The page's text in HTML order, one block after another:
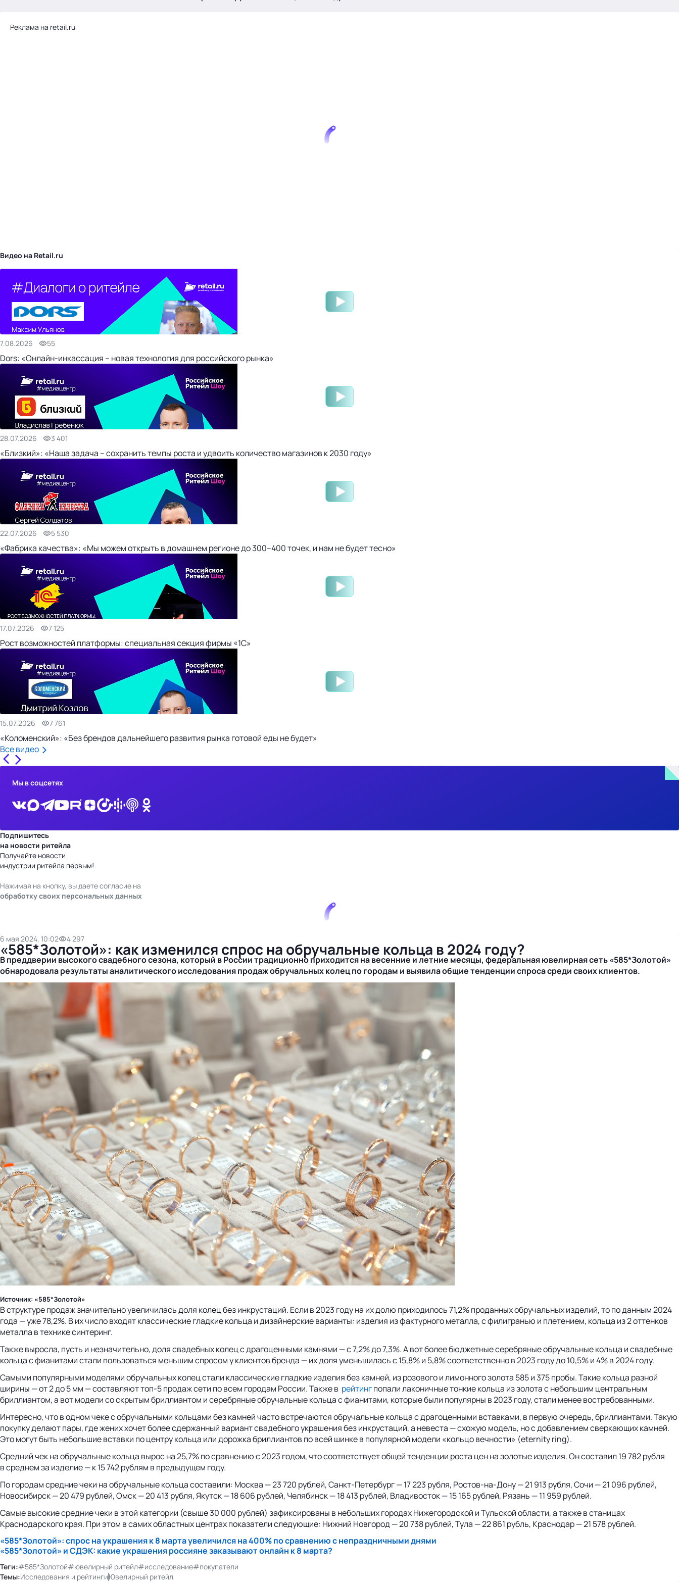
Реклама на retail.ru
Видео на Retail.ru
7.08.2026 55
Dors: «Онлайн-инкассация – новая технология для российского рынка»
28.07.2026 3 401
«Близкий»: «Наша задача – сохранить темпы роста и удвоить количество магазинов к 2030 году»
22.07.2026 5 530
«Фабрика качества»: «Мы можем открыть в домашнем регионе до 300–400 точек, и нам не будет тесно»
17.07.2026 7 125
Рост возможностей платформы: специальная секция фирмы «1С»
15.07.2026 7 761
«Коломенский»: «Без брендов дальнейшего развития рынка готовой еды не будет»
Все видео
Мы в соцсетях
Подпишитесь
на новости ритейла
Получайте новости
индустрии ритейла первым!
Нажимая на кнопку, вы даете согласие на
обработку своих персональных данных
6 мая 2024, 10:02 4 297
«585*Золотой»: как изменился спрос на обручальные кольца в 2024 году?
В преддверии высокого свадебного сезона, который в России традиционно приходится на весенние и летние месяцы, федеральная ювелирная сеть «585*Золотой»
обнародовала результаты аналитического исследования продаж обручальных колец по городам и выявила общие тенденции спроса среди своих клиентов.
Источник: «585*Золотой»
В структуре продаж значительно увеличилась доля колец без инкрустаций. Если в 2023 году на их долю приходилось 71,2% проданных обручальных изделий, то по данным 2024
года — уже 78,2%. В их число входят классические гладкие кольца и дизайнерские варианты: изделия из фактурного металла, с филигранью и плетением, кольца из 2 оттенков
металла в технике синтеринг.
Также выросла, пусть и незначительно, доля свадебных колец с драгоценными камнями — с 7,2% до 7,3%. А вот более бюджетные серебряные обручальные кольца и свадебные
кольца с фианитами стали пользоваться меньшим спросом у клиентов бренда — их доля уменьшилась с 15,8% и 5,8% соответственно в 2023 году до 10,5% и 4% в 2024 году.
Самыми популярными моделями обручальных колец стали классические гладкие изделия без камней, из розового и лимонного золота 585 и 375 пробы. Такие кольца разной
ширины — от 2 до 5 мм — составляют топ-5 продаж сети по всем городам России. Также в рейтингпопали лаконичные тонкие кольца из золота с небольшим центральным
бриллиантом, а вот модели со скрытым бриллиантом и серебряные обручальные кольца с фианитами, которые были популярны в 2023 году, стали менее востребованными.
Интересно, что в одном чеке с обручальными кольцами без камней часто встречаются обручальные кольца с драгоценными вставками, в первую очередь, бриллиантами. Такую
покупку делают пары, где жених хочет более сдержанный вариант свадебного украшения без инкрустаций, а невеста — схожую модель, но с добавлением сверкающих камней.
Это могут быть небольшие вставки по центру кольца или дорожка бриллиантов по всей шинке в популярной модели «кольцо вечности» (eternity ring).
Средний чек на обручальные кольца вырос на 25,7% по сравнению с 2023 годом, что соответствует общей тенденции роста цен на золотые изделия. Он составил 19 782 рубля
в среднем за изделие — к 15 742 рублям в предыдущем году.
По городам средние чеки на обручальные кольца составили: Москва — 23 720 рублей, Санкт-Петербург — 17 223 рубля, Ростов-на-Дону — 21 913 рубля, Сочи — 21 096 рублей,
Новосибирск — 20 479 рублей, Омск — 20 413 рубля, Якутск — 18 606 рублей, Челябинск — 18 413 рублей, Владивосток — 15 165 рублей, Рязань — 11 959 рублей.
Самые высокие средние чеки в этой категории (свыше 30 000 рублей) зафиксированы в небольших городах Нижегородской и Тульской области, а также в станицах
Краснодарского края. При этом в самих областных центрах показатели следующие: Нижний Новгород — 20 738 рублей, Тула — 22 861 рубль, Краснодар — 21 578 рублей.
«585*Золотой»: спрос на украшения к 8 марта увеличился на 400% по сравнению с непраздничными днями
«585*Золотой» и СДЭК: какие украшения россияне заказывают онлайн к 8 марта?
Теги:#585*Золотой#ювелирный ритейл#исследование#покупатели
Темы:Исследования и рейтингиЮвелирный ритейл